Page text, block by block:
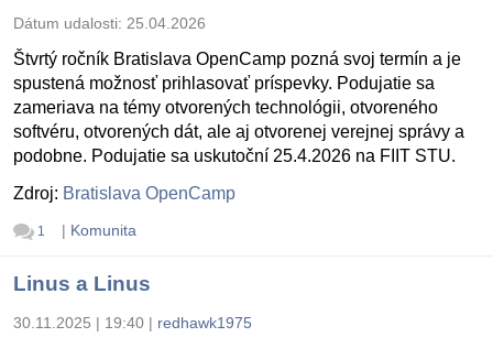
Dátum udalosti: 25.04.2026
Štvrtý ročník Bratislava OpenCamp pozná svoj termín a je
spustená možnosť prihlasovať príspevky. Podujatie sa
zameriava na témy otvorených technológii, otvoreného
softvéru, otvorených dát, ale aj otvorenej verejnej správy a
podobne. Podujatie sa uskutoční 25.4.2026 na FIIT STU.
Zdroj: Bratislava OpenCamp
1 | Komunita
Linus a Linus
30.11.2025 | 19:40 | redhawk1975